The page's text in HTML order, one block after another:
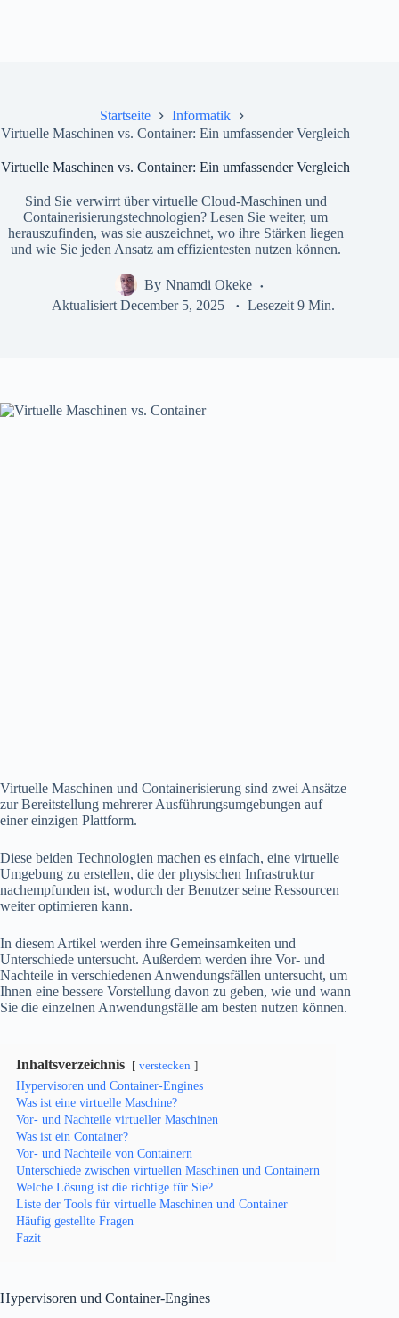
Startseite
Informatik
Virtuelle Maschinen vs. Container: Ein umfassender Vergleich
Virtuelle Maschinen vs. Container: Ein umfassender Vergleich
Sind Sie verwirrt über virtuelle Cloud-Maschinen und
Containerisierungstechnologien? Lesen Sie weiter, um
herauszufinden, was sie auszeichnet, wo ihre Stärken liegen
und wie Sie jeden Ansatz am effizientesten nutzen können.
By Nnamdi Okeke
Aktualisiert December 5, 2025 Lesezeit 9 Min.
Virtuelle Maschinen und Containerisierung sind zwei Ansätze
zur Bereitstellung mehrerer Ausführungsumgebungen auf
einer einzigen Plattform.
Diese beiden Technologien machen es einfach, eine virtuelle
Umgebung zu erstellen, die der physischen Infrastruktur
nachempfunden ist, wodurch der Benutzer seine Ressourcen
weiter optimieren kann.
In diesem Artikel werden ihre Gemeinsamkeiten und
Unterschiede untersucht. Außerdem werden ihre Vor- und
Nachteile in verschiedenen Anwendungsfällen untersucht, um
Ihnen eine bessere Vorstellung davon zu geben, wie und wann
Sie die einzelnen Anwendungsfälle am besten nutzen können.
Inhaltsverzeichnis verstecken
Hypervisoren und Container-Engines
Was ist eine virtuelle Maschine?
Vor- und Nachteile virtueller Maschinen
Was ist ein Container?
Vor- und Nachteile von Containern
Unterschiede zwischen virtuellen Maschinen und Containern
Welche Lösung ist die richtige für Sie?
Liste der Tools für virtuelle Maschinen und Container
Häufig gestellte Fragen
Fazit
Hypervisoren und Container-Engines